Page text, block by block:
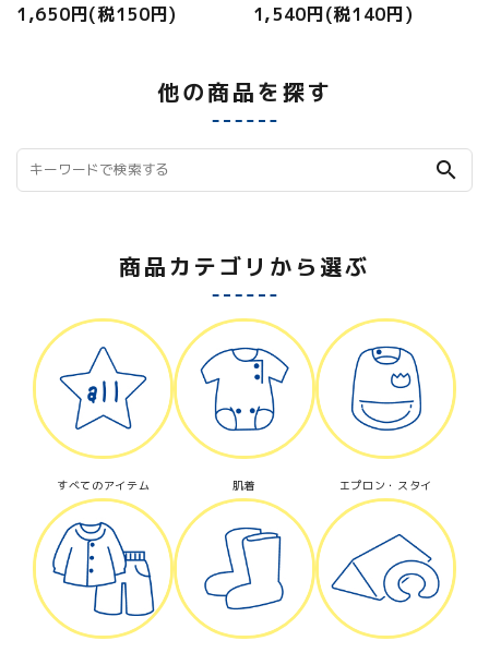
1,650円(税150円) 1,540円(税140円)
他の商品を探す
search
商品カテゴリから選ぶ
すべてのアイテム 肌着 エプロン・スタイ